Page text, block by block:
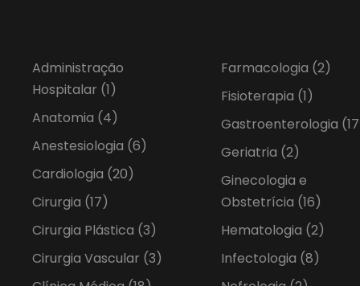
Administração
Hospitalar (1)
Anatomia (4)
Anestesiologia (6)
Cardiologia (20)
Cirurgia (17)
Cirurgia Plástica (3)
Cirurgia Vascular (3)
Farmacologia (2)
Fisioterapia (1)
Gastroenterologia
Geriatria (2)
Ginecologia e
Obstetrícia (16)
Hematologia (2)
Infectologia (8)